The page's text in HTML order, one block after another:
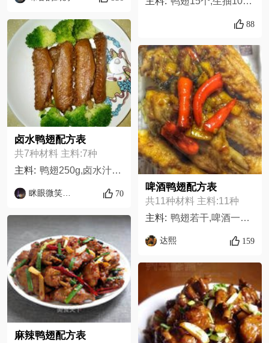
卤水鸭翅配方表
共7种材料 主料:7种
主料: 鸭翅250g,卤水汁50g,桂皮一小块,盐5g,水250g,冰糖50g,老抽少许，沒有可以不下
眯眼微笑看世界 70
麻辣鸭翅配方表
88
啤酒鸭翅配方表
共11种材料 主料:11种
主料: 鸭翅若干,啤酒一厅,香葱一小段,大蒜5颗,姜一小块,八角3个,桂皮2块,生抽适量,料酒糟卤适量,豆豉适量,小米椒4个,
达熙 159